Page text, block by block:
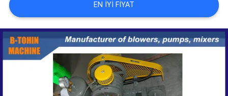
BIR
TEKLIF
ISTEĞI
COMPANY
EN IYI FIYAT